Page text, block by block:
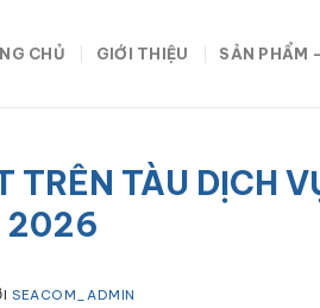
CHỦ GIỚI THIỆU SẢN PHẨM
TÀU DỊCH
2026
SEACOM_ADMIN